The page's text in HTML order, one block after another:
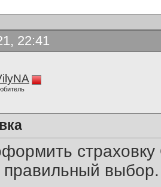
22:41
правильный выбор.